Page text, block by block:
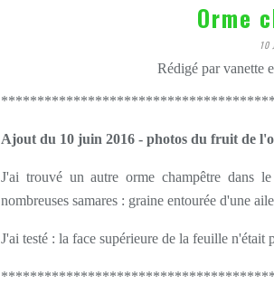
Orme
10
Rédigé par vanette
Ajout du 10 juin 2016 - photos du fruit de
J'ai trouvé un autre orme champêtre dans
nombreuses samares : graine entourée d'une
J'ai testé : la face supérieure de la feuille n'était